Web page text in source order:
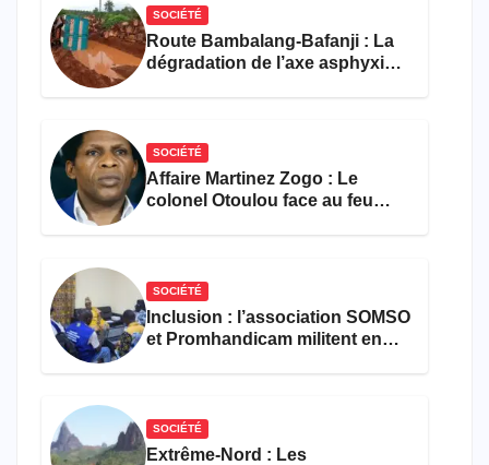
SOCIÉTÉ
Route Bambalang-Bafanji : La
dégradation de l’axe asphyxie
SOCIÉTÉ
Affaire Martinez Zogo : Le
colonel Otoulou face au feu
SOCIÉTÉ
Inclusion : l’association SOMSO
et Promhandicam militent en
SOCIÉTÉ
Extrême-Nord : Les